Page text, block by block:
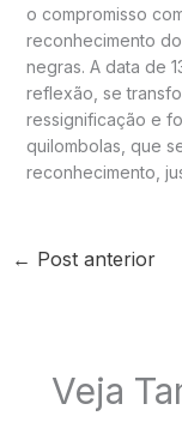
o compromisso
reconhecimento
negras. A data de
reflexão, se
ressignificação e
quilombolas, que
reconhecimento,
← Post anterior
Veja